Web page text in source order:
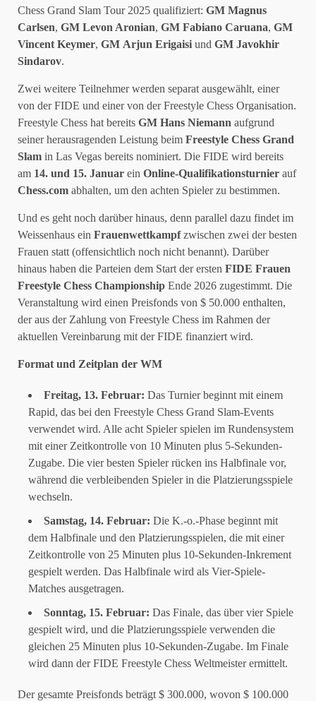
Chess Grand Slam Tour 2025 qualifiziert: GM Magnus
Carlsen, GM Levon Aronian, GM Fabiano Caruana, GM
Vincent Keymer, GM Arjun Erigaisi und GM Javokhir
Sindarov.
Zwei weitere Teilnehmer werden separat ausgewählt, einer
von der FIDE und einer von der Freestyle Chess Organisation.
Freestyle Chess hat bereits GM Hans Niemann aufgrund
seiner herausragenden Leistung beim Freestyle Chess Grand
Slam in Las Vegas bereits nominiert. Die FIDE wird bereits
am 14. und 15. Januar ein Online-Qualifikationsturnier auf
Chess.com abhalten, um den achten Spieler zu bestimmen.
Und es geht noch darüber hinaus, denn parallel dazu findet im
Weissenhaus ein Frauenwettkampfzwischen zwei der besten
Frauen statt (offensichtlich noch nicht benannt). Darüber
hinaus haben die Parteien dem Start der ersten FIDE Frauen
Freestyle Chess Championship Ende 2026 zugestimmt. Die
Veranstaltung wird einen Preisfonds von $ 50.000 enthalten,
der aus der Zahlung von Freestyle Chess im Rahmen der
aktuellen Vereinbarung mit der FIDE finanziert wird.
Format und Zeitplan der WM
Freitag, 13. Februar: Das Turnier beginnt mit einem
Rapid, das bei den Freestyle Chess Grand Slam-Events
verwendet wird. Alle acht Spieler spielen im Rundensystem
mit einer Zeitkontrolle von 10 Minuten plus 5-Sekunden-
Zugabe. Die vier besten Spieler rücken ins Halbfinale vor,
während die verbleibenden Spieler in die Platzierungsspiele
wechseln.
Samstag, 14. Februar: Die K.-o.-Phase beginnt mit
dem Halbfinale und den Platzierungsspielen, die mit einer
Zeitkontrolle von 25 Minuten plus 10-Sekunden-Inkrement
gespielt werden. Das Halbfinale wird als Vier-Spiele-
Matches ausgetragen.
Sonntag, 15. Februar: Das Finale, das über vier Spiele
gespielt wird, und die Platzierungsspiele verwenden die
gleichen 25 Minuten plus 10-Sekunden-Zugabe. Im Finale
wird dann der FIDE Freestyle Chess Weltmeister ermittelt.
Der gesamte Preisfonds beträgt $ 300.000, wovon $ 100.000